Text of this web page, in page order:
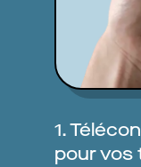
1.
pour vos